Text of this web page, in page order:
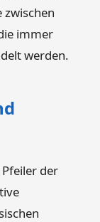
immer
werden.
der